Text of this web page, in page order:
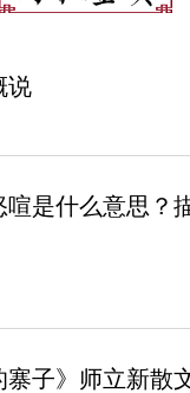
说
是什么意思？
寨子》师立新散